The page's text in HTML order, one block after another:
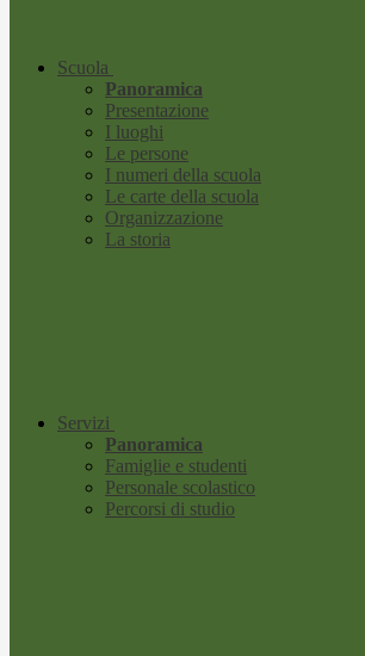
Scuola
Panoramica
Presentazione
I luoghi
Le persone
I numeri della scuola
Le carte della scuola
Organizzazione
La storia
Servizi
Panoramica
Famiglie e studenti
Personale scolastico
Percorsi di studio